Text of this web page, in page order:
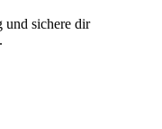
und sichere dir